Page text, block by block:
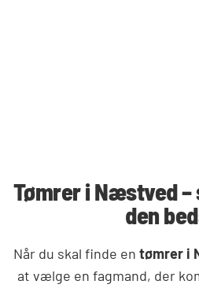
Tømrer i Næstved –
den
Når du skal finde en tømrer i
at vælge en fagmand, der